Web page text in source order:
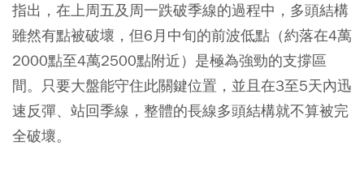
指出，在上周五及周一跌破季線的過程中，多頭結構
雖然有點被破壞， 但6月中旬的前波低點（約落在4萬
2000點至4萬2500點附近）是極為強勁的支撐區
間。只要大盤能守住此關鍵位置，並且在3至5天內迅
速反彈、站回季線，整體的長線多頭結構就不算被完
全破壞。